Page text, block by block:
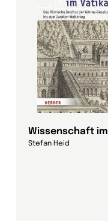
Wissenschaft
Stefan Heid